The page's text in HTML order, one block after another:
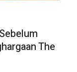
The